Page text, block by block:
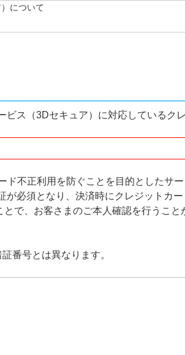
について
ス（3Dセキュア）に対応しているク
不正利用を防ぐことを目的としたサ
必須となり、決済時にクレジットカ
で、お客さまのご本人確認を行うこ
番号とは異なります。